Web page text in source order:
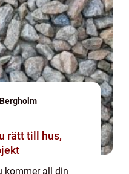
kommer all din